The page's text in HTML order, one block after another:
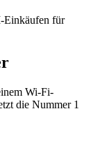
Einkäufen für
Wi-Fi-
die Nummer 1